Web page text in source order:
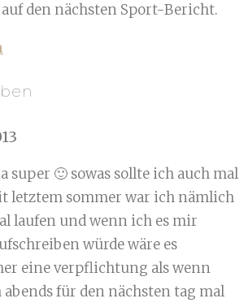
den nächsten Sport-Bericht.
super 🙂 sowas sollte ich auch mal
letztem sommer war ich nämlich
laufen und wenn ich es mir
würde wäre es
eine verpflichtung als wenn
abends für den nächsten tag mal